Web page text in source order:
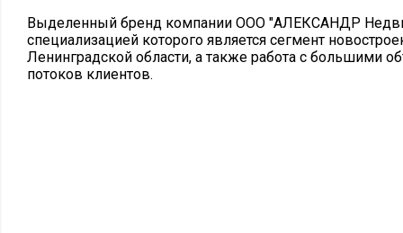
Выделенный бренд компании ООО "АЛЕКСАНДР
специализацией которого является сегмент
Ленинградской области, а также работа с большими
потоков клиентов.